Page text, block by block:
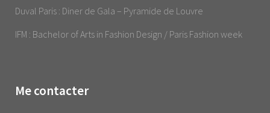
Duval Paris : Diner de Gala – Pyramide de Louvre
IFM : Bachelor of Arts in Fashion Design / Paris Fashion week
Me contacter